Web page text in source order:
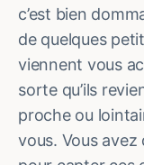
c’est bien
de quelques
viennent vous
sorte qu’ils
proche ou
vous. Vous avez